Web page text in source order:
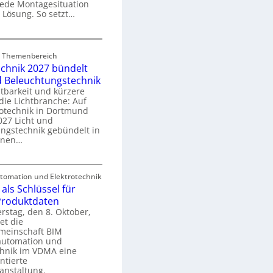
Montagesituation
So setzt…
Themenbereich
2027 bündelt
Beleuchtungstechnik
und kürzere
Lichtbranche: Auf
in Dortmund
Licht und
gebündelt in
und Elektrotechnik
als Schlüssel für
den 8. Oktober,
die
BIM
und
im VDMA eine